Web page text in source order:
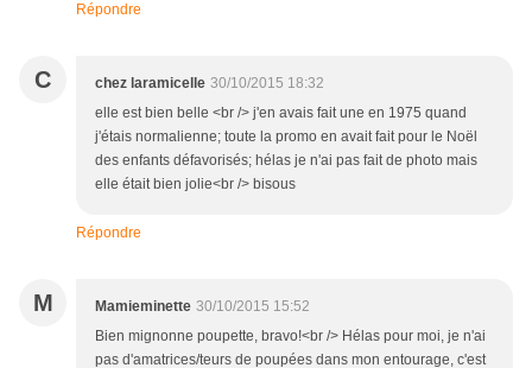
Répondre
C chez laramicelle 30/10/2015 18:32
elle est bien belle <br /> j'en avais fait une en 1975 quand
j'étais normalienne; toute la promo en avait fait pour le Noël
des enfants défavorisés; hélas je n'ai pas fait de photo mais
elle était bien jolie<br /> bisous
Répondre
M Mamieminette 30/10/2015 15:52
Bien mignonne poupette, bravo!<br /> Hélas pour moi, je n'ai
pas d'amatrices/teurs de poupées dans mon entourage, c'est